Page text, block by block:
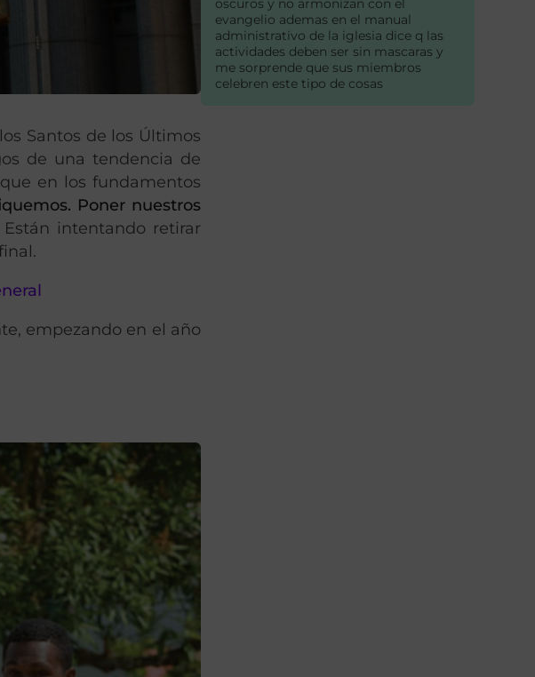
Santos de los Últimos
de una tendencia de
en los fundamentos
Poner nuestros
intentando retirar
empezando en el año
oscuros y no armonizan con el
evangelio ademas en el manual
administrativo de la iglesia dice q las
actividades deben ser sin mascaras y
me sorprende que sus miembros
celebren este tipo de cosas